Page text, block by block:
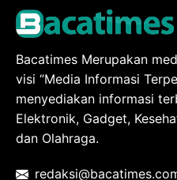
Bacatimes Merupakan
visi “Media Informasi
menyediakan informasi
Elektronik, Gadget,
dan Olahraga.